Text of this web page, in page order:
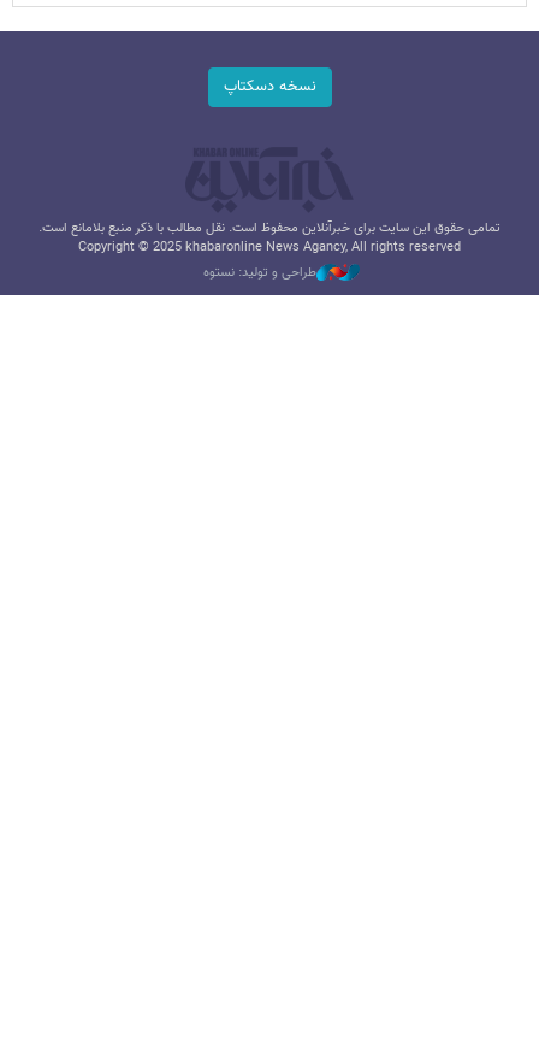
نسخه دسکتاپ
تمامی حقوق این سایت برای خبرآنلاین محفوظ است. نقل مطالب با ذکر منبع بلامانع است.
Copyright © 2025 khabaronline News Agancy, All rights reserved
طراحی و تولید: نستوه